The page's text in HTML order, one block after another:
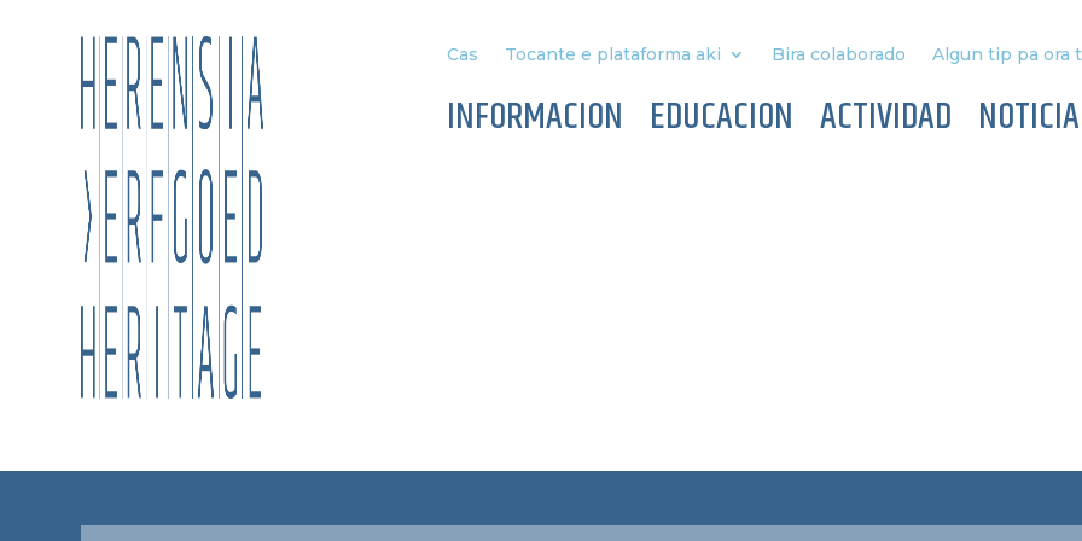
Cas Tocante e plataforma aki Bira colaborado Algun tip pa ora
INFORMACION EDUCACION ACTIVIDAD NOTICIA